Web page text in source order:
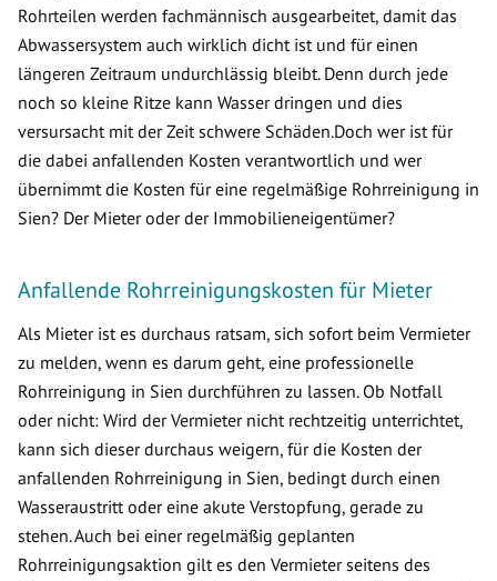
Rohrteilen werden fachmännisch ausgearbeitet, damit das
Abwassersystem auch wirklich dicht ist und für einen
längeren Zeitraum undurchlässig bleibt. Denn durch jede
noch so kleine Ritze kann Wasser dringen und dies
versursacht mit der Zeit schwere Schäden.Doch wer ist für
die dabei anfallenden Kosten verantwortlich und wer
übernimmt die Kosten für eine regelmäßige Rohrreinigung in
Sien? Der Mieter oder der Immobilieneigentümer?
Anfallende Rohrreinigungskosten für Mieter
Als Mieter ist es durchaus ratsam, sich sofort beim Vermieter
zu melden, wenn es darum geht, eine professionelle
Rohrreinigung in Sien durchführen zu lassen. Ob Notfall
oder nicht: Wird der Vermieter nicht rechtzeitig unterrichtet,
kann sich dieser durchaus weigern, für die Kosten der
anfallenden Rohrreinigung in Sien, bedingt durch einen
Wasseraustritt oder eine akute Verstopfung, gerade zu
stehen. Auch bei einer regelmäßig geplanten
Rohrreinigungsaktion gilt es den Vermieter seitens des